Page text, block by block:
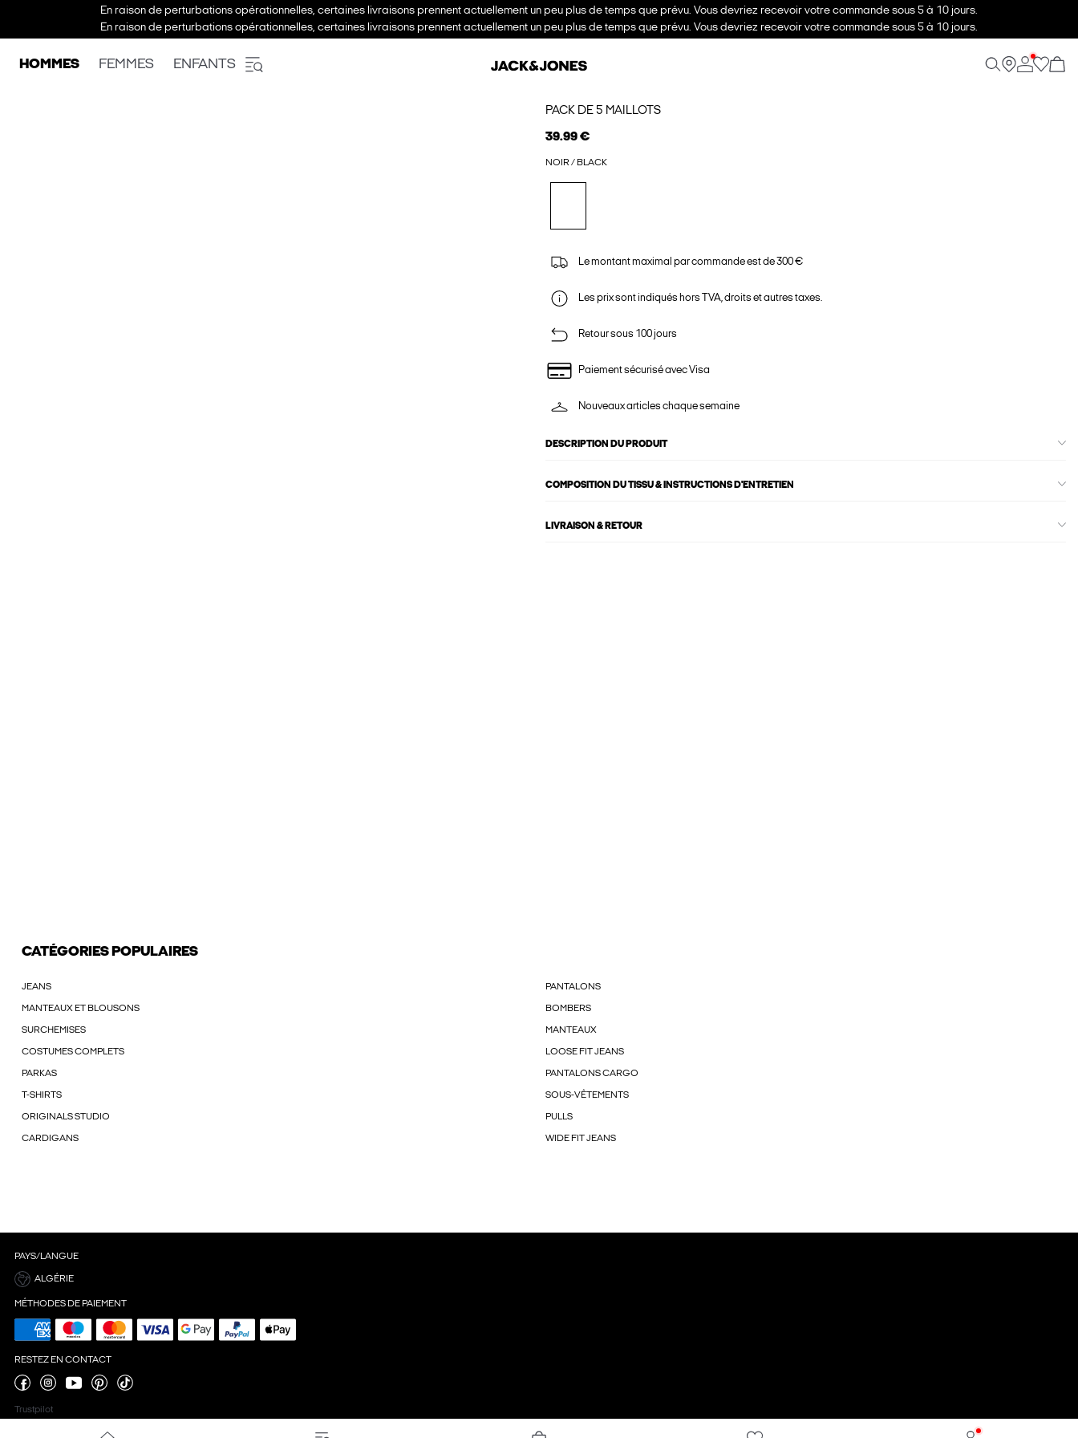
En raison de perturbations opérationnelles, certaines livraisons prennent actuellement un peu plus de temps que prévu. Vous devriez recevoir votre commande sous 5 à 10 jours.
En raison de perturbations opérationnelles, certaines livraisons prennent actuellement un peu plus de temps que prévu. Vous devriez recevoir votre commande sous 5 à 10 jours.
HOMMES FEMMES ENFANTS
PACK DE 5 MAILLOTS
39.99 €
NOIR / BLACK
Le montant maximal par commande est de 300 €
Les prix sont indiqués hors TVA, droits et autres taxes.
Retour sous 100 jours
Paiement sécurisé avec Visa
Nouveaux articles chaque semaine
DESCRIPTION DU PRODUIT
COMPOSITION DU TISSU & INSTRUCTIONS D'ENTRETIEN
LIVRAISON & RETOUR
CATÉGORIES POPULAIRES
JEANS PANTALONS
MANTEAUX ET BLOUSONS BOMBERS
SURCHEMISES MANTEAUX
COSTUMES COMPLETS LOOSE FIT JEANS
PARKAS PANTALONS CARGO
T-SHIRTS SOUS-VÊTEMENTS
ORIGINALS STUDIO PULLS
CARDIGANS WIDE FIT JEANS
PAYS/LANGUE
ALGÉRIE
MÉTHODES DE PAIEMENT
RESTEZ EN CONTACT
Trustpilot